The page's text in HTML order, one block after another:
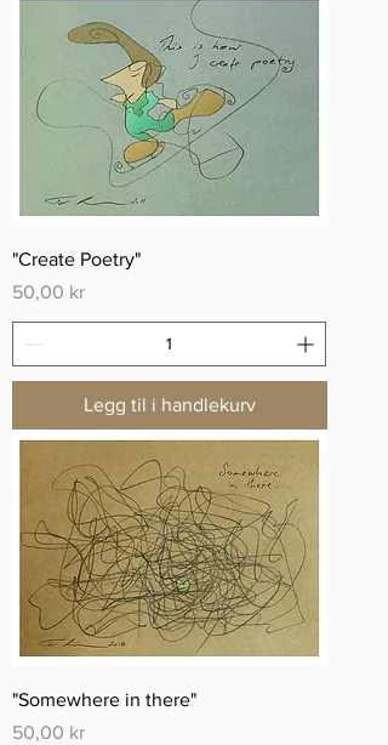
"Create Poetry"
Pris
50,00 kr
Legg til i handlekurv
"Somewhere in there"
Pris
50,00 kr